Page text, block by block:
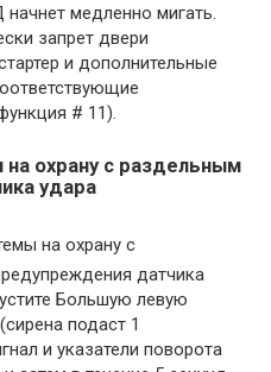
медленно мигать.
запрет двери
и дополнительные
# 11).
охрану с раздельным
удара
на охрану с
датчика
Большую левую
подаст 1
и указатели поворота